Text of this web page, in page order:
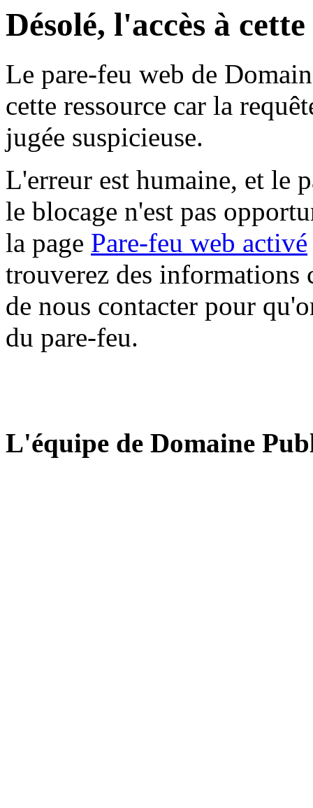
Désolé, l'accès à
Le pare-feu web de
cette ressource car la
jugée suspicieuse.
L'erreur est humaine, et le
le blocage n'est pas
la page Pare-feu web activé
trouverez des informations
de nous contacter pour
du pare-feu.
L'équipe de Domaine